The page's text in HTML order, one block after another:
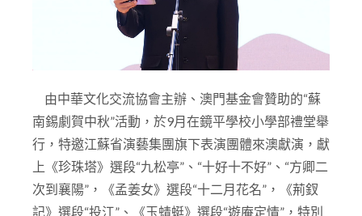
由中華文化交流協會主辦、澳門基金會贊助的“蘇
南錫劇賀中秋”活動，於9月在鏡平學校小學部禮堂舉
行，特邀江蘇省演藝集團旗下表演團體來澳獻演，獻
上《珍珠塔》選段“九松亭”、“十好十不好”、“方卿二
次到襄陽”，《孟姜女》選段“十二月花名”，《荊釵
記》選段“投江”、《玉蜻蜓》選段“遊庵定情”，特別